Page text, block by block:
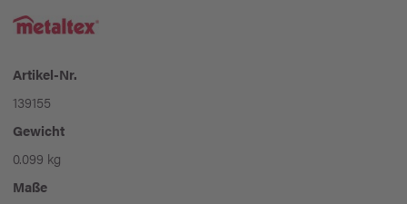
Artikel-Nr.
139155
Gewicht
0.099 kg
Maße